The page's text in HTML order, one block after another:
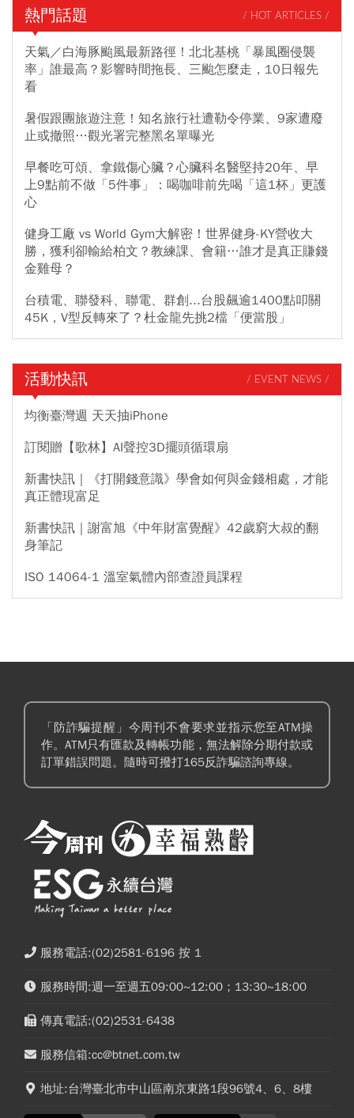
熱門話題 / HOT ARTICLES /
天氣／白海豚颱風最新路徑！北北基桃「暴風圈侵襲
率」誰最高？影響時間拖長、三颱怎麼走，10日報先
看
暑假跟團旅遊注意！知名旅行社遭勒令停業、9家遭廢
止或撤照…觀光署完整黑名單曝光
早餐吃可頌、拿鐵傷心臟？心臟科名醫堅持20年、早
上9點前不做「5件事」：喝咖啡前先喝「這1杯」更護
心
健身工廠 vs World Gym大解密！世界健身-KY營收大
勝，獲利卻輸給柏文？教練課、會籍…誰才是真正賺錢
金雞母？
台積電、聯發科、聯電、群創...台股飆逾1400點叩關
45K，V型反轉來了？杜金龍先挑2檔「便當股」
活動快訊 / EVENT NEWS /
均衡臺灣週 天天抽iPhone
訂閱贈【歌林】AI聲控3D擺頭循環扇
新書快訊｜《打開錢意識》學會如何與金錢相處，才能
真正體現富足
新書快訊｜謝富旭《中年財富覺醒》42歲窮大叔的翻
身筆記
ISO 14064-1 溫室氣體內部查證員課程
「防詐騙提醒」今周刊不會要求並指示您至ATM操
作。ATM只有匯款及轉帳功能，無法解除分期付款或
訂單錯誤問題。隨時可撥打165反詐騙諮詢專線。
服務電話:(02)2581-6196 按 1
服務時間:週一至週五09:00~12:00；13:30~18:00
傳真電話:(02)2531-6438
服務信箱:cc@btnet.com.tw
地址:台灣臺北市中山區南京東路1段96號4、6、8樓